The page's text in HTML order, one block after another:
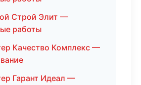
Строй Элит —
работы
Качество Комплекс —
Гарант Идеал —